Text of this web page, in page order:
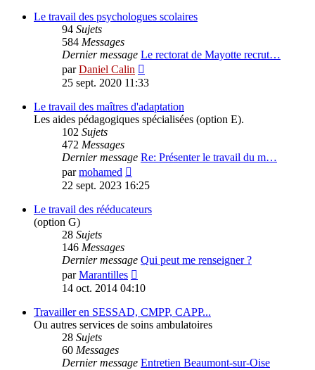
message
Le travail des psychologues scolaires
94 Sujets
584 Messages
Dernier message Le rectorat de Mayotte recrut…
parDaniel Calin
le
message
25 sept. 2020 11:33
Le travail des maîtres d'adaptation
Les aides pédagogiques spécialisées (option E).
102 Sujets
472 Messages
Dernier message Re: Présenter le travail du m…
parmohamed
le
message
22 sept. 2023 16:25
Le travail des rééducateurs
(option G)
28 Sujets
146 Messages
Dernier message Qui peut me renseigner ?
parMarantilles
le
message
14 oct. 2014 04:10
Travailler en SESSAD, CMPP, CAPP...
Ou autres services de soins ambulatoires
28 Sujets
60 Messages
Dernier message Entretien Beaumont-sur-Oise